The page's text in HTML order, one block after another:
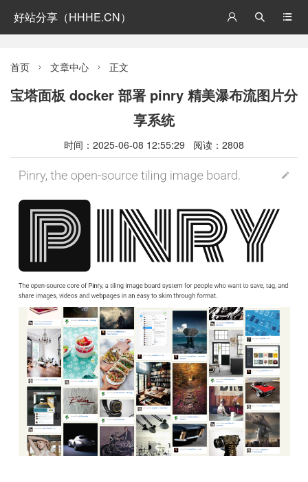
好站分享（HHHE.CN） 


首页  文章中心  正文
宝塔面板 docker 部署 pinry 精美瀑布流图片分
享系统
时间：2025-06-08 12:55:29 阅读：2808